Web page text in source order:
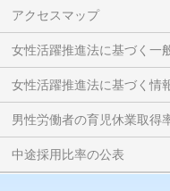
アクセスマップ
女性活躍推進法に基づく一
女性活躍推進法に基づく情
男性労働者の育児休業取得
中途採用比率の公表